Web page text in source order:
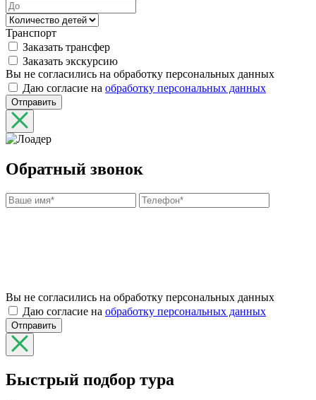
Транспорт
Заказать трансфер
Заказать экскурсию
Вы не согласились на обработку персональных данных
Даю согласие на обработку персональных данных
Отправить
Обратный звонок
Вы не согласились на обработку персональных данных
Даю согласие на обработку персональных данных
Отправить
Быстрый подбор тура